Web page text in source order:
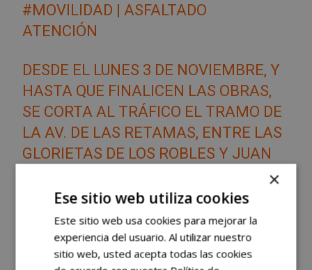
#MOVILIDAD | ASFALTADO
ATENCIÓN
DESDE EL LUNES 3 DE NOVIEMBRE, Y
HASTA QUE FINALICEN LAS OBRAS,
SE CORTA AL TRÁFICO EL TRAMO DE
LA AV. DE LAS RETAMAS, ENTRE LAS
GLORIETAS DE LOS ROBLES Y JUAN
VARIAS LÍNEAS MODIFICARÁN SU
RECORRIDO.
️ DESVÍOS
×
Ese sitio web utiliza cookies
Este sitio web usa cookies para mejorar la
experiencia del usuario. Al utilizar nuestro
sitio web, usted acepta todas las cookies